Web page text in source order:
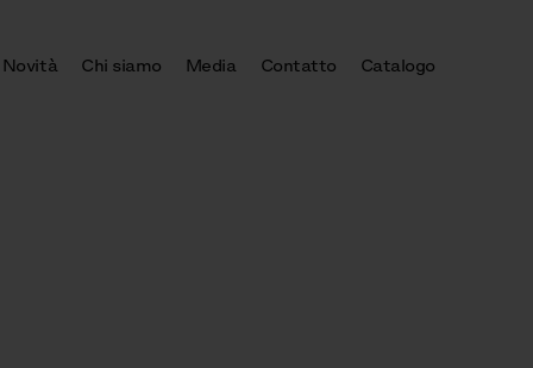
Novità Chi siamo Media Contatto Catalogo